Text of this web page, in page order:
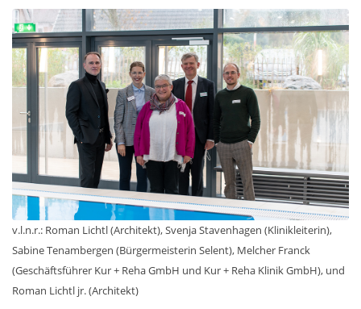
v.l.n.r.: Roman Lichtl (Architekt), Svenja Stavenhagen (Klinikleiterin),
Sabine Tenambergen (Bürgermeisterin Selent), Melcher Franck
(Geschäftsführer Kur + Reha GmbH und Kur + Reha Klinik GmbH), und
Roman Lichtl jr. (Architekt)